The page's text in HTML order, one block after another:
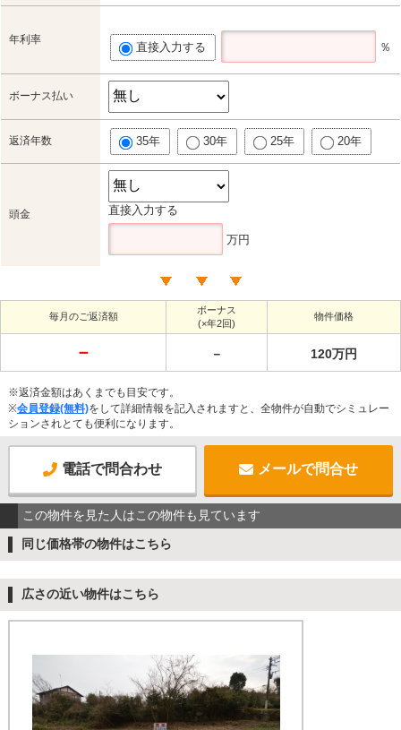
年利率
直接入力する ％
ボーナス払い
返済年数 35年 30年 25年 20年
頭金 直接入力する
万円
毎月のご返済額
ボーナス
(×年2回)
物件価格
－ － 120万円
※返済金額はあくまでも目安です。
※会員登録(無料)をして詳細情報を記入されますと、全物件が自動でシミュレー
ションされとても便利になります。
電話で問合わせ メールで問合せ
この物件を見た人はこの物件も見ています
同じ価格帯の物件はこちら
広さの近い物件はこちら